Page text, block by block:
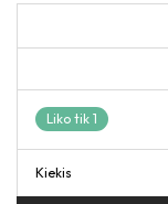
Liko tik 1
Kiekis